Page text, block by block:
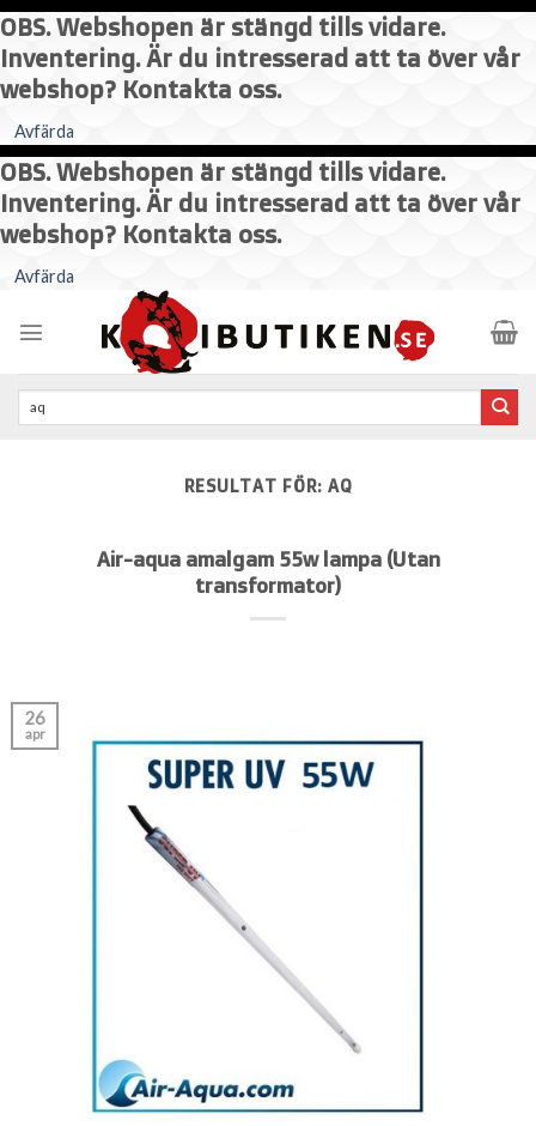
OBS. Webshopen är stängd tills vidare.
Inventering. Är du intresserad att ta över vår
webshop? Kontakta oss.
Avfärda
OBS. Webshopen är stängd tills vidare.
Inventering. Är du intresserad att ta över vår
webshop? Kontakta oss.
Avfärda
content
efter:
RESULTAT FÖR: AQ
Air-aqua amalgam 55w lampa (Utan
transformator)
26
apr